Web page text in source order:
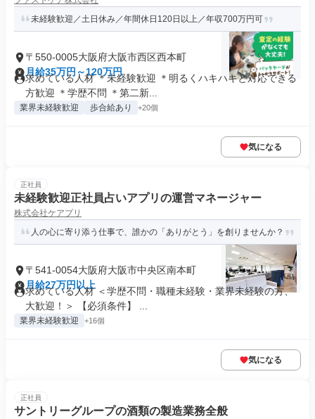
未経験歓迎／土日休み／年間休日120日以上／年収700万円可
〒550-0005大阪府大阪市西区西本町
月給35万円～120万円
求めている人材 ＊未経験歓迎 ＊明るくハキハキと対応できる
方歓迎 ＊学歴不問 ＊第二新...
業界未経験歓迎 歩合給あり +20個
気になる
正社員
未経験歓迎正社員占いアプリの運営マネージャー
株式会社ケアプリ
人の心に寄り添う仕事で、誰かの「ありがとう」を創りませんか？
〒541-0054大阪府大阪市中央区南本町
月給27万円以上
求めている人材 ＜学歴不問・職種未経験・業界未経験の方、
大歓迎！＞ 【必須条件】 ...
業界未経験歓迎 +16個
気になる
正社員
サントリーグループの酒類の製造業務全般